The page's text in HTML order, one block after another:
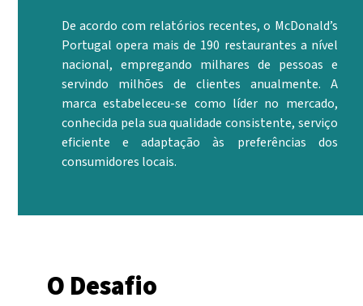
De acordo com relatórios recentes, o McDonald’s
Portugal opera mais de 190 restaurantes a nível
nacional, empregando milhares de pessoas e
servindo milhões de clientes anualmente. A
marca estabeleceu-se como líder no mercado,
conhecida pela sua qualidade consistente, serviço
eficiente e adaptação às preferências dos
consumidores locais.
O Desafio